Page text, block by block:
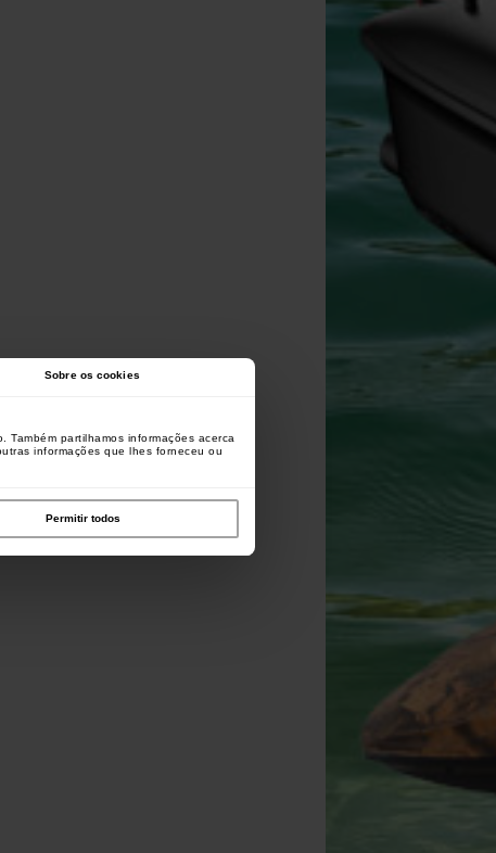
Sobre os cookies
partilhamos informações acerca
informações que lhes forneceu ou
Permitir todos